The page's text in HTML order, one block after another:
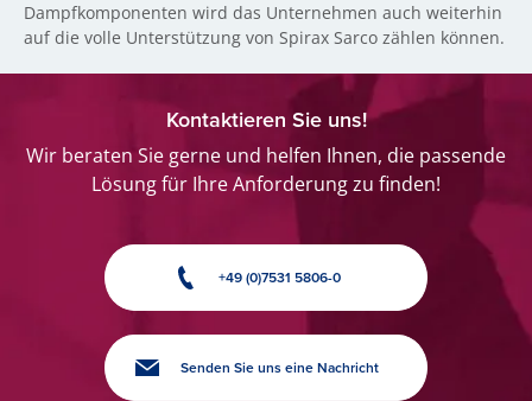
Dampfkomponenten wird das Unternehmen auch weiterhin
auf die volle Unterstützung von Spirax Sarco zählen können.
Kontaktieren Sie uns!
Wir beraten Sie gerne und helfen Ihnen, die passende
Lösung für Ihre Anforderung zu finden!
+49 (0)7531 5806-0
Senden Sie uns eine Nachricht